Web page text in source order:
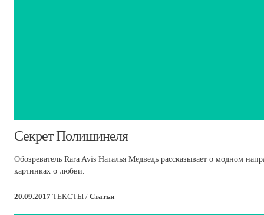
​Секрет Полишинеля
Обозреватель Rara Avis Наталья Медведь рассказывает о модном
картинках о любви.
20.09.2017 ТЕКСТЫ / Статьи